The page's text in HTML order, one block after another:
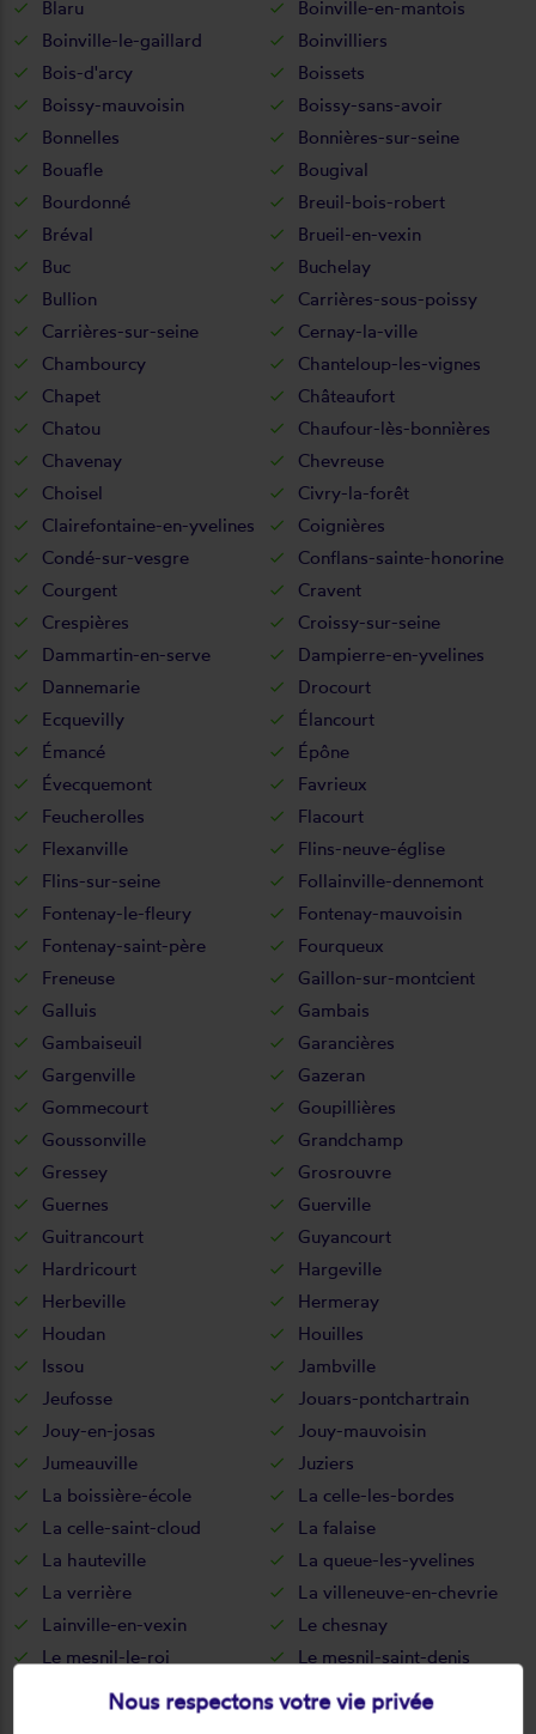
Blaru
Boinville-en-mantois
Boinville-le-gaillard
Boinvilliers
Bois-d'arcy
Boissets
Boissy-mauvoisin
Boissy-sans-avoir
Bonnelles
Bonnières-sur-seine
Bouafle
Bougival
Bourdonné
Breuil-bois-robert
Bréval
Brueil-en-vexin
Buc
Buchelay
Bullion
Carrières-sous-poissy
Carrières-sur-seine
Cernay-la-ville
Chambourcy
Chanteloup-les-vignes
Chapet
Châteaufort
Chatou
Chaufour-lès-bonnières
Chavenay
Chevreuse
Choisel
Civry-la-forêt
Clairefontaine-en-yvelines
Coignières
Condé-sur-vesgre
Conflans-sainte-honorine
Courgent
Cravent
Crespières
Croissy-sur-seine
Dammartin-en-serve
Dampierre-en-yvelines
Dannemarie
Drocourt
Ecquevilly
Élancourt
Émancé
Épône
Évecquemont
Favrieux
Feucherolles
Flacourt
Flexanville
Flins-neuve-église
Flins-sur-seine
Follainville-dennemont
Fontenay-le-fleury
Fontenay-mauvoisin
Fontenay-saint-père
Fourqueux
Freneuse
Gaillon-sur-montcient
Galluis
Gambais
Gambaiseuil
Garancières
Gargenville
Gazeran
Gommecourt
Goupillières
Goussonville
Grandchamp
Gressey
Grosrouvre
Guernes
Guerville
Guitrancourt
Guyancourt
Hardricourt
Hargeville
Herbeville
Hermeray
Houdan
Houilles
Issou
Jambville
Jeufosse
Jouars-pontchartrain
Jouy-en-josas
Jouy-mauvoisin
Jumeauville
Juziers
La boissière-école
La celle-les-bordes
La celle-saint-cloud
La falaise
La hauteville
La queue-les-yvelines
La verrière
La villeneuve-en-chevrie
Lainville-en-vexin
Le chesnay
Le mesnil-le-roi
Le mesnil-saint-denis
Le perray-en-yvelines
Le tartre-gaudran
Nous respectons votre vie privée